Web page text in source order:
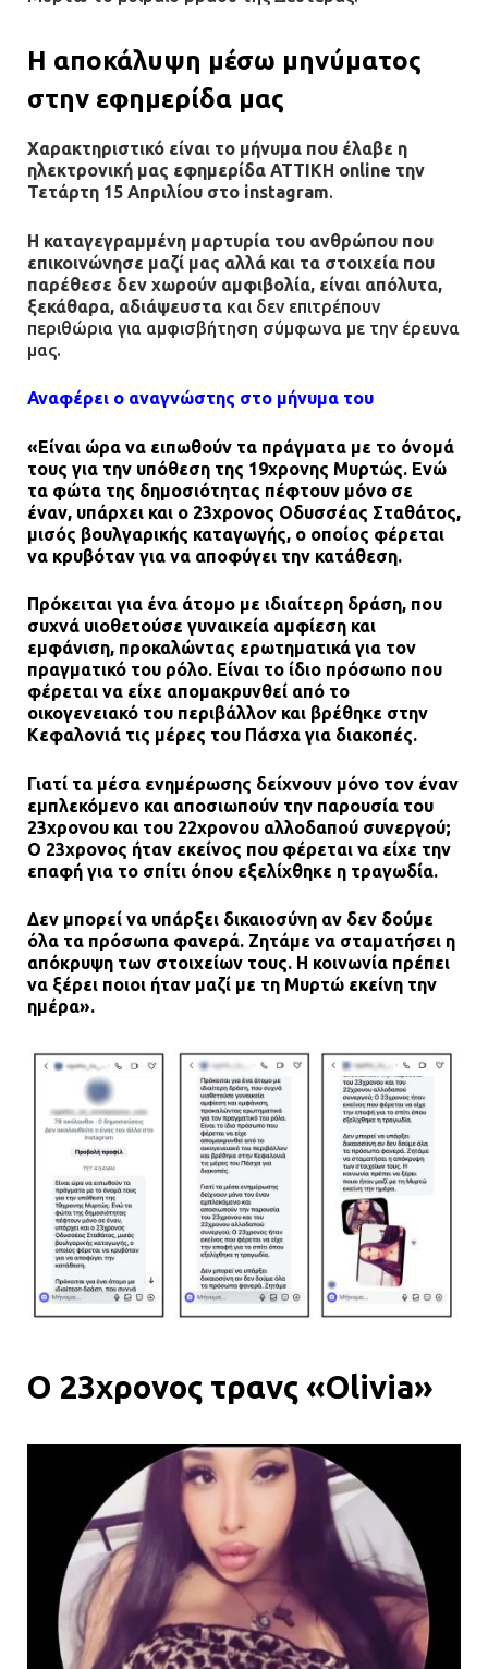
Η αποκάλυψη μέσω μηνύματος
στην εφημερίδα μας
Χαρακτηριστικό είναι το μήνυμα που έλαβε η
ηλεκτρονική μας εφημερίδα ΑΤΤΙΚΗ online την
Τετάρτη 15 Απριλίου στο instagram.
Η καταγεγραμμένη μαρτυρία του ανθρώπου που
επικοινώνησε μαζί μας αλλά και τα στοιχεία που
παρέθεσε δεν χωρούν αμφιβολία, είναι απόλυτα,
ξεκάθαρα, αδιάψευστα και δεν επιτρέπουν
περιθώρια για αμφισβήτηση σύμφωνα με την έρευνα
μας.
Αναφέρει ο αναγνώστης στο μήνυμα του
«Είναι ώρα να ειπωθούν τα πράγματα με το όνομά
τους για την υπόθεση της 19χρονης Μυρτώς. Ενώ
τα φώτα της δημοσιότητας πέφτουν μόνο σε
έναν, υπάρχει και ο 23χρονος Οδυσσέας Σταθάτος,
μισός βουλγαρικής καταγωγής, ο οποίος φέρεται
να κρυβόταν για να αποφύγει την κατάθεση.
Πρόκειται για ένα άτομο με ιδιαίτερη δράση, που
συχνά υιοθετούσε γυναικεία αμφίεση και
εμφάνιση, προκαλώντας ερωτηματικά για τον
πραγματικό του ρόλο. Είναι το ίδιο πρόσωπο που
φέρεται να είχε απομακρυνθεί από το
οικογενειακό του περιβάλλον και βρέθηκε στην
Κεφαλονιά τις μέρες του Πάσχα για διακοπές.
Γιατί τα μέσα ενημέρωσης δείχνουν μόνο τον έναν
εμπλεκόμενο και αποσιωπούν την παρουσία του
23χρονου και του 22χρονου αλλοδαπού συνεργού;
Ο 23χρονος ήταν εκείνος που φέρεται να είχε την
επαφή για το σπίτι όπου εξελίχθηκε η τραγωδία.
Δεν μπορεί να υπάρξει δικαιοσύνη αν δεν δούμε
όλα τα πρόσωπα φανερά. Ζητάμε να σταματήσει η
απόκρυψη των στοιχείων τους. Η κοινωνία πρέπει
να ξέρει ποιοι ήταν μαζί με τη Μυρτώ εκείνη την
ημέρα».
Ο 23χρονος τρανς «Olivia»